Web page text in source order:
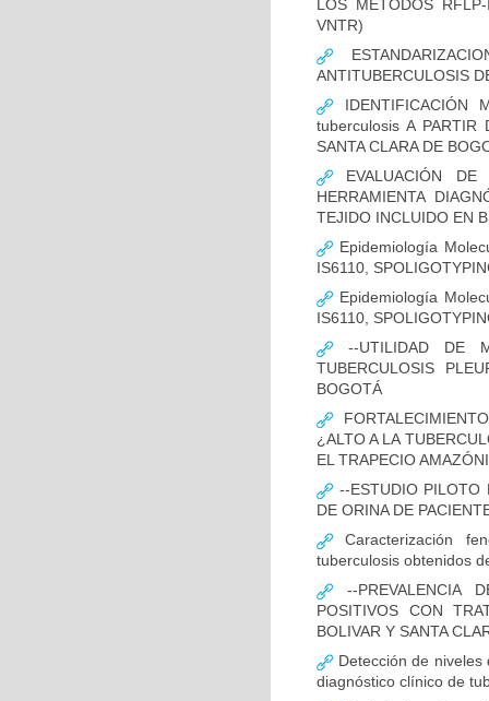
LOS MÉTODOS
VNTR)
ANTITUBERCULOSIS
IDENTIFICACIÓN
tuberculosis A PARTIR
SANTA CLARA DE
EVALUACIÓN DE
HERRAMIENTA
TEJIDO INCLUIDO EN
Epidemiología
IS6110,
Epidemiología
IS6110,
--UTILIDAD DE
TUBERCULOSIS
BOGOTÁ
¿ALTO A LA
EL TRAPECIO
--ESTUDIO PILOTO
DE ORINA DE
Caracterización
tuberculosis obtenidos
--PREVALENCIA
POSITIVOS CON
BOLIVAR Y SANTA
Detección de
diagnóstico clínico de